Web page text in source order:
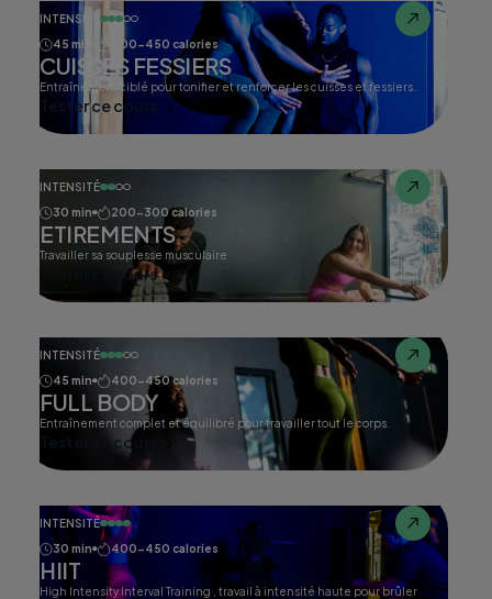
INTENSITÉ
45 min
400-450 calories
CUISSES FESSIERS
Entraînement ciblé pour tonifier et renforcer les cuisses et fessiers.
Tester ce cours
INTENSITÉ
30 min
200-300 calories
ETIREMENTS
Travailler sa souplesse musculaire
Tester ce cours
INTENSITÉ
45 min
400-450 calories
FULL BODY
Entraînement complet et équilibré pour travailler tout le corps.
Tester ce cours
INTENSITÉ
30 min
400-450 calories
HIIT
High Intensity Interval Training , travail à intensité haute pour brûler